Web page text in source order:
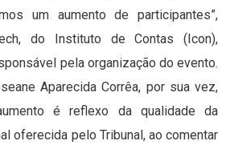
um aumento de participantes”,
do Instituto de Contas (Icon),
pela organização do evento.
Aparecida Corrêa, por sua vez,
é reflexo da qualidade da
oferecida pelo Tribunal, ao comentar